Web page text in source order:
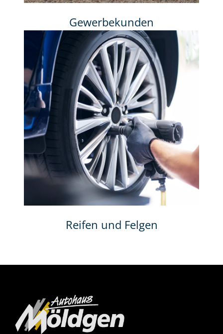
Gewerbekunden
Reifen und Felgen